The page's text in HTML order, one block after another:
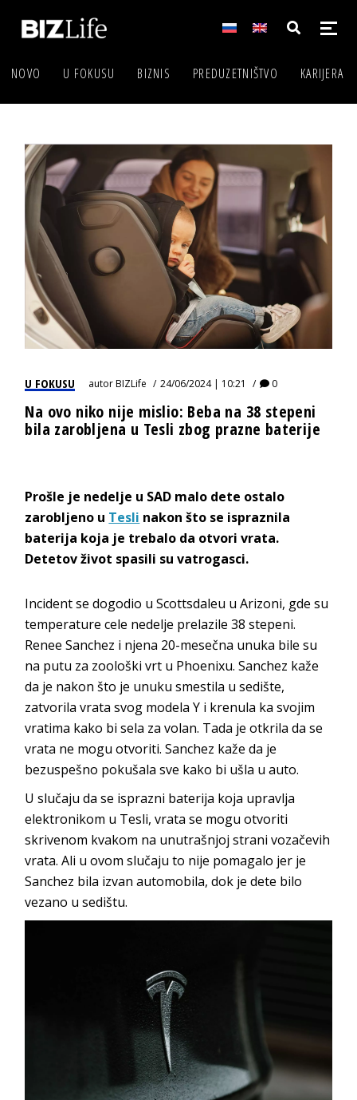
NOVO U FOKUSU BIZNIS PREDUZETNIŠTVO KARIJERA
U FOKUSU autorBIZLife 24/06/2024 | 10:21 0
Na ovo niko nije mislio: Beba na 38 stepeni
bila zarobljena u Tesli zbog prazne baterije
Prošle je nedelje u SAD malo dete ostalo
zarobljeno u Tesli nakon što se ispraznila
baterija koja je trebalo da otvori vrata.
Detetov život spasili su vatrogasci.
Incident se dogodio u Scottsdaleu u Arizoni, gde su
temperature cele nedelje prelazile 38 stepeni.
Renee Sanchez i njena 20-mesečna unuka bile su
na putu za zoološki vrt u Phoenixu. Sanchez kaže
da je nakon što je unuku smestila u sedište,
zatvorila vrata svog modela Y i krenula ka svojim
vratima kako bi sela za volan. Tada je otkrila da se
vrata ne mogu otvoriti. Sanchez kaže da je
bezuspešno pokušala sve kako bi ušla u auto.
U slučaju da se isprazni baterija koja upravlja
elektronikom u Tesli, vrata se mogu otvoriti
skrivenom kvakom na unutrašnjoj strani vozačevih
vrata. Ali u ovom slučaju to nije pomagalo jer je
Sanchez bila izvan automobila, dok je dete bilo
vezano u sedištu.